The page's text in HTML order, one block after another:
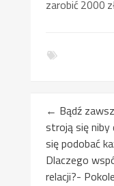
zarobić 2000
← Bądź
stroją się niby
się podobać
Dlaczego
relacji?-